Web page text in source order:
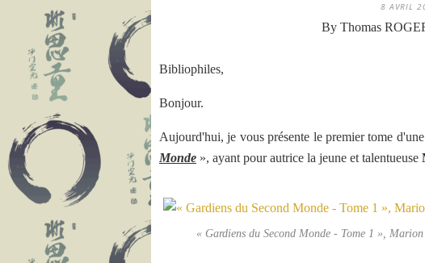
8 AVRIL
By Thomas
Bibliophiles,
Bonjour.
Aujourd'hui, je vous présente le premier tome
Monde », ayant pour autrice la jeune et talentueuse
« Gardiens du Second Monde - Tome 1 »,